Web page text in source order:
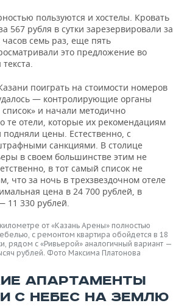
пользуются и хостелы. Кровать
567 рубля в сутки зарезервировали за
семь раз, еще пять
это предложение во
поиграть на стоимости номеров
— контролирующие органы
и начали методично
те отели, которые их рекомендациям
подняли цены. Естественно, с
санкциями. В столице
в своем большинстве этим не
в тот самый список не
что за ночь в трехзвездочном отеле
цена в 24 700 рублей, в
11 330 рублей.
от «Казань Арены» полностью
с ремонтом квартира обойдется в 18
рядом с «Ривьерой» аналогичный вариант —
рублей. Фото Максима Платонова
АПАРТАМЕНТЫ
С НЕБЕС НА ЗЕМЛЮ